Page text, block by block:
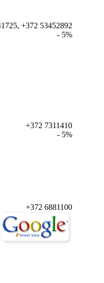
+372 53452892
- 5%
+372 7311410
- 5%
+372 6881100